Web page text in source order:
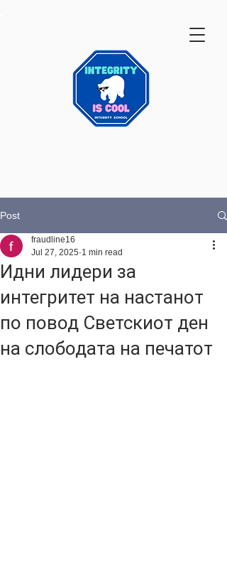
Post
Идни лидери за
интегритет на настанот
по повод Светскиот ден
на слободата на печатот
fraudline16
Jul 27, 2025 1 min read